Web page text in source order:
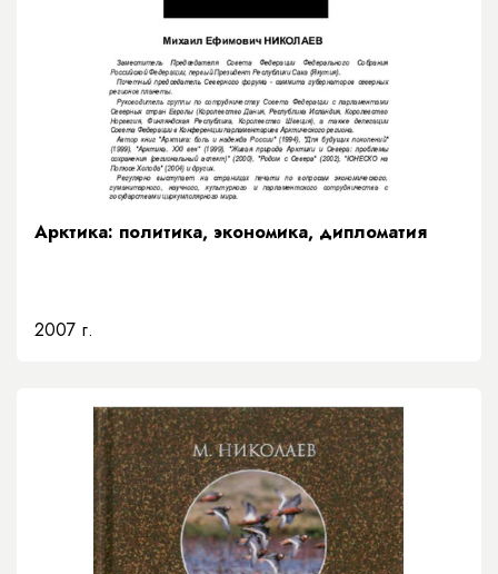
Арктика: политика, экономика, дипломатия
2007 г.